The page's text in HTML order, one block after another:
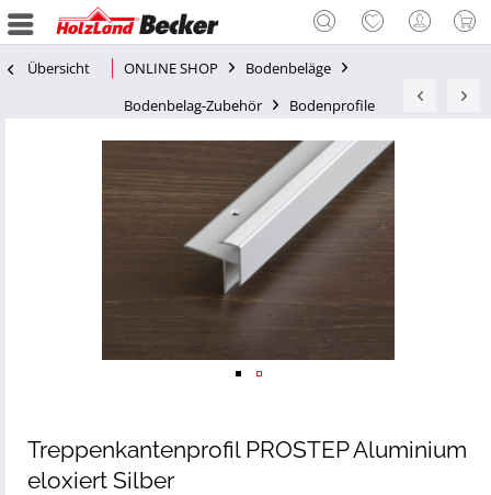
Übersicht ONLINE SHOP
Bodenbeläge
Bodenbelag-Zubehör
Bodenprofile
Treppenkantenprofil PROSTEP Aluminium
eloxiert Silber